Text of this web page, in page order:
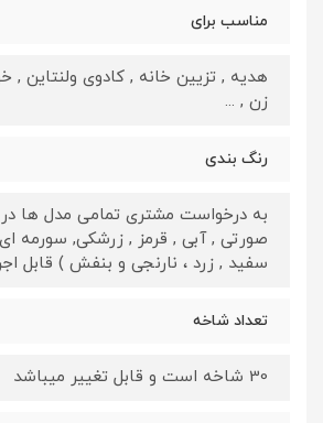
مناسب برای
هدیه , تزیین خانه , کادوی ولنتاین ,
زن , ...
رنگ بندی
به درخواست مشتری تمامی مدل ها
صورتی , آبی , قرمز , زرشکی, سورمه
سفید , زرد ، نارنجی و بنفش ) قابل
تعداد شاخه
30 شاخه است و قابل تغییر میباشد